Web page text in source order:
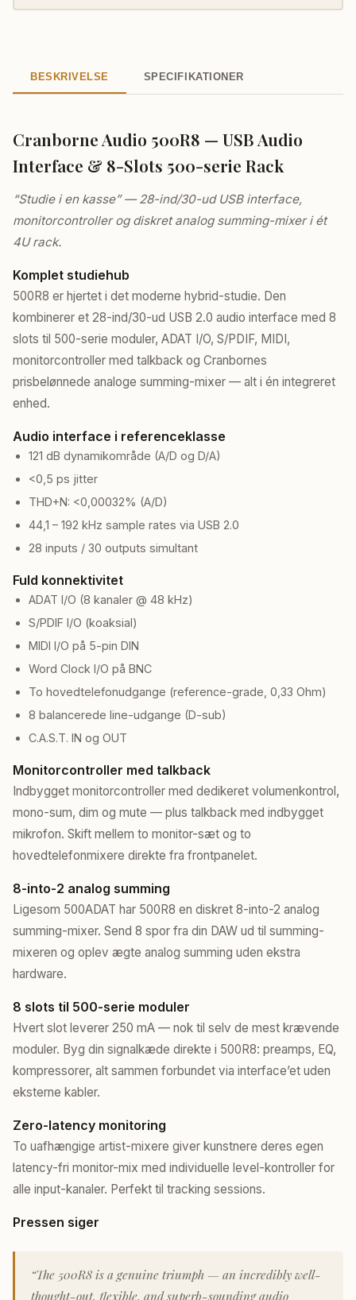
BESKRIVELSE SPECIFIKATIONER
Cranborne Audio 500R8 — USB Audio
Interface & 8-Slots 500-serie Rack
“Studie i en kasse” — 28-ind/30-ud USB interface,
monitorcontroller og diskret analog summing-mixer i ét
4U rack.
Komplet studiehub
500R8 er hjertet i det moderne hybrid-studie. Den
kombinerer et 28-ind/30-ud USB 2.0 audio interface med 8
slots til 500-serie moduler, ADAT I/O, S/PDIF, MIDI,
monitorcontroller med talkback og Cranbornes
prisbelønnede analoge summing-mixer — alt i én integreret
enhed.
Audio interface i referenceklasse
121 dB dynamikområde (A/D og D/A)
<0,5 ps jitter
THD+N: <0,00032% (A/D)
44,1 – 192 kHz sample rates via USB 2.0
28 inputs / 30 outputs simultant
Fuld konnektivitet
ADAT I/O (8 kanaler @ 48 kHz)
S/PDIF I/O (koaksial)
MIDI I/O på 5-pin DIN
Word Clock I/O på BNC
To hovedtelefonudgange (reference-grade, 0,33 Ohm)
8 balancerede line-udgange (D-sub)
C.A.S.T. IN og OUT
Monitorcontroller med talkback
Indbygget monitorcontroller med dedikeret volumenkontrol,
mono-sum, dim og mute — plus talkback med indbygget
mikrofon. Skift mellem to monitor-sæt og to
hovedtelefonmixere direkte fra frontpanelet.
8-into-2 analog summing
Ligesom 500ADAT har 500R8 en diskret 8-into-2 analog
summing-mixer. Send 8 spor fra din DAW ud til summing-
mixeren og oplev ægte analog summing uden ekstra
hardware.
8 slots til 500-serie moduler
Hvert slot leverer 250 mA — nok til selv de mest krævende
moduler. Byg din signalkæde direkte i 500R8: preamps, EQ,
kompressorer, alt sammen forbundet via interface’et uden
eksterne kabler.
Zero-latency monitoring
To uafhængige artist-mixere giver kunstnere deres egen
latency-fri monitor-mix med individuelle level-kontroller for
alle input-kanaler. Perfekt til tracking sessions.
Pressen siger
“The 500R8 is a genuine triumph — an incredibly well-
thought-out, flexible, and superb-sounding audio